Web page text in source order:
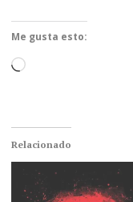
Me gusta esto:
Cargando...
Relacionado